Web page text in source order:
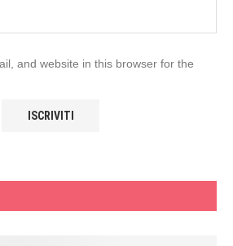
and website in this browser for the